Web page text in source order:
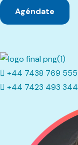
Agéndate
+44 7438 769 555
+44 7423 493 344